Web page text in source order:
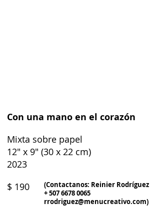
Con una mano en el corazón
Mixta sobre papel
12" x 9" (30 x 22 cm)
2023
$ 190
(Contactanos: Reinier Rodríguez
+507 6678 0065
rrodriguez@menucreativo.com)